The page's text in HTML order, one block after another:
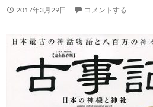
2017年3月29日 コメントする